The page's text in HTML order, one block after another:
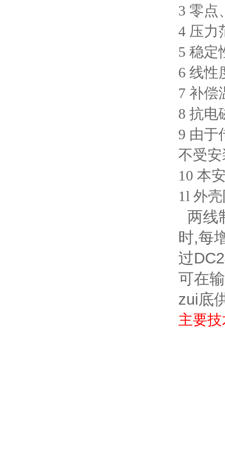
3 零点
4 压力
5 稳定
6 线性
7 补偿
8 抗电
9 由于
不受
10 本
1l 外
两线
时,每
过
可在
zui底
主要